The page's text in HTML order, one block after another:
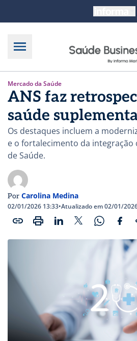
Mercado da Saúde
ANS faz
saúde
Os destaques incluem a
e o fortalecimento da integração
de Saúde.
Por Carolina Medina
02/01/2026 13:33•Atualizado em 02/01/